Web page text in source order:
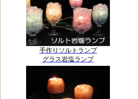
手作りソルトランプ
グラス岩塩ランプ